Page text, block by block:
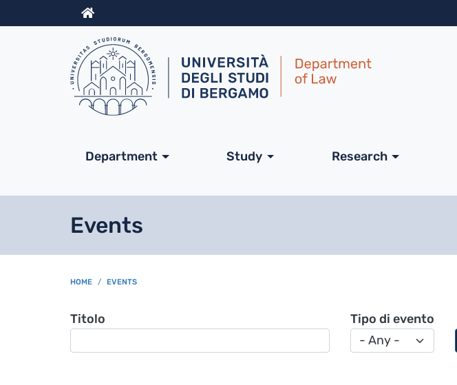
Info
Navigazione principale
Department Study Research
Events
BREADCRUMB
HOME EVENTS
Titolo Tipo di evento